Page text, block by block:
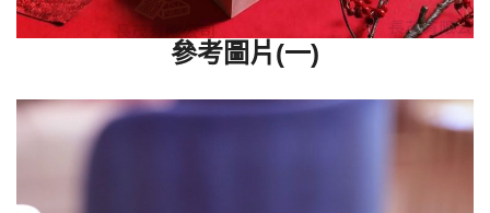
參考圖片(一)